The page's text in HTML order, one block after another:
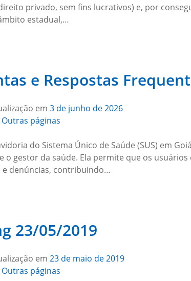
privado, sem fins lucrativos) e, por
estadual,…
e Respostas
em 3 de junho de 2026
Outras páginas
do Sistema Único de Saúde (SUS) em
o gestor da saúde. Ela permite que os
e denúncias, contribuindo…
23/05/2019
em 23 de maio de 2019
Outras páginas